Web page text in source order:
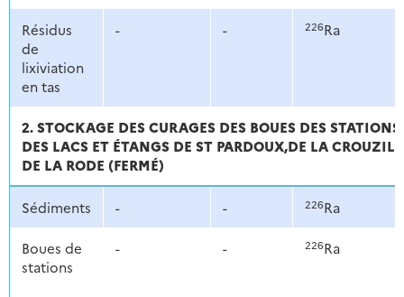
Résidus
de
lixiviation
en tas
- - 226Ra
2. STOCKAGE DES CURAGES DES BOUES DES
DES LACS ET ÉTANGS DE ST PARDOUX,DE LA
DE LA RODE (FERMÉ)
Sédiments - - 226Ra
Boues de
stations
- - 226Ra